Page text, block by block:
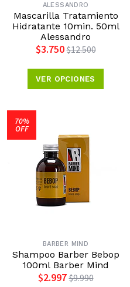
ALESSANDRO
Mascarilla Tratamiento
Hidratante 10min. 50ml
Alessandro
$3.750 $12.500
VER OPCIONES
70%
OFF
BARBER MIND
Shampoo Barber Bebop
100ml Barber Mind
$2.997 $9.990